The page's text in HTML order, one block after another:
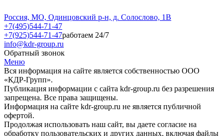
Россия, МО, Одинцовский р-н, д. Солослово, 1В
+7(495)544-71-47
+7(925)544-71-47работаем 24/7
info@kdr-group.ru
Обратный звонок
Меню
Вся информация на сайте является собственностью ООО
«КДР-Групп».
Публикация информации с сайта kdr-group.ru без разрешения
запрещена. Все права защищены.
Информация на сайте kdr-group.ru не является публичной
офертой.
Продолжая использовать наш сайт, вы даете согласие на
обработку пользовательских и других данных, включая файлы